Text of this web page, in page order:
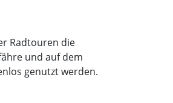
Radtouren die
und auf dem
genutzt werden.